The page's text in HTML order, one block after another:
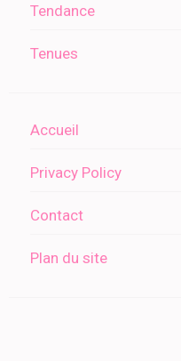
Tendance
Tenues
Accueil
Privacy Policy
Contact
Plan du site